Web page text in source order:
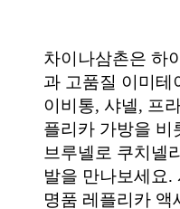
차이나삼촌은 하
과 고품질 이미테
이비통, 샤넬, 프
플리카 가방을 비
브루넬로 쿠치넬
발을 만나보세요.
명품 레플리카 액